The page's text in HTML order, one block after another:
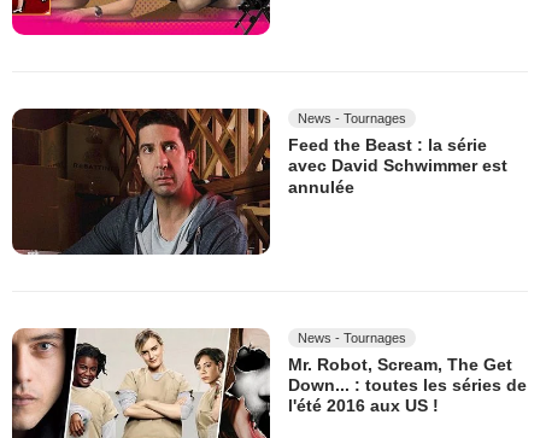
News - Tournages
Feed the Beast : la série
avec David Schwimmer est
annulée
News - Tournages
Mr. Robot, Scream, The Get
Down... : toutes les séries de
l'été 2016 aux US !